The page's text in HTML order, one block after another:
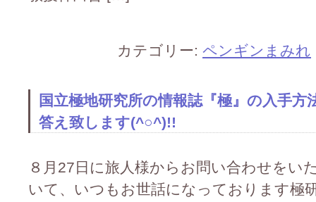
カテゴリー: ペンギンまみれ
国立極地研究所の情報誌『極』の入手
答え致します(^○^)!!
８月27日に旅人様からお問い合わせをい
いて、いつもお世話になっております極